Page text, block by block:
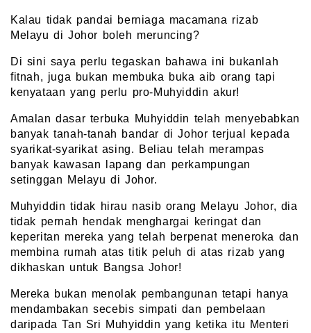
Kalau tidak pandai berniaga macamana rizab
Melayu di Johor boleh meruncing?
Di sini saya perlu tegaskan bahawa ini bukanlah
fitnah, juga bukan membuka buka aib orang tapi
kenyataan yang perlu pro-Muhyiddin akur!
Amalan dasar terbuka Muhyiddin telah menyebabkan
banyak tanah-tanah bandar di Johor terjual kepada
syarikat-syarikat asing. Beliau telah merampas
banyak kawasan lapang dan perkampungan
setinggan Melayu di Johor.
Muhyiddin tidak hirau nasib orang Melayu Johor, dia
tidak pernah hendak menghargai keringat dan
keperitan mereka yang telah berpenat meneroka dan
membina rumah atas titik peluh di atas rizab yang
dikhaskan untuk Bangsa Johor!
Mereka bukan menolak pembangunan tetapi hanya
mendambakan secebis simpati dan pembelaan
daripada Tan Sri Muhyiddin yang ketika itu Menteri